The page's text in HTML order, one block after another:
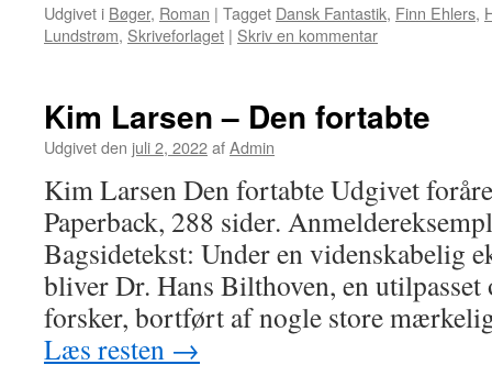
Udgivet i Bøger, Roman | Tagget Dansk Fantastik, Finn Ehlers,
Lundstrøm, Skriveforlaget | Skriv en kommentar
Kim Larsen – Den fortabte
Udgivet den juli 2, 2022afAdmin
Kim Larsen Den fortabte Udgivet
Paperback, 288 sider.
Bagsidetekst: Under en videnskabelig
bliver Dr. Hans Bilthoven, en
forsker, bortført af nogle store
Læs resten →